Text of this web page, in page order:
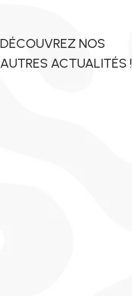
DÉCOUVREZ NOS
AUTRES ACTUALITÉS !